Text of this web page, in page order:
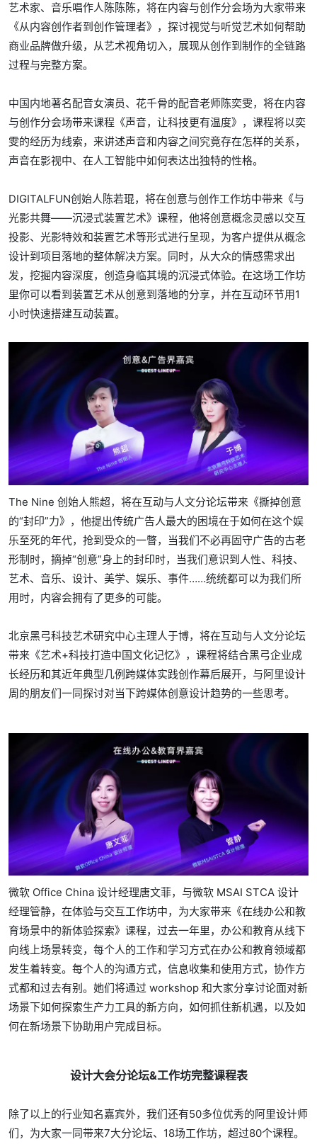
艺术家、音乐唱作人陈陈陈，将在内容与创作分会场为大家带来
《从内容创作者到创作管理者》，探讨视觉与听觉艺术如何帮助
商业品牌做升级，从艺术视角切入，展现从创作到制作的全链路
过程与完整方案。
中国内地著名配音女演员、花千骨的配音老师陈奕雯，将在内容
与创作分会场带来课程《声音，让科技更有温度》，课程将以奕
雯的经历为线索，来讲述声音和内容之间究竟存在怎样的关系，
声音在影视中、在人工智能中如何表达出独特的性格。
DIGITALFUN创始人陈若琨，将在创意与创作工作坊中带来《与
光影共舞——沉浸式装置艺术》课程，他将创意概念灵感以交互
投影、光影特效和装置艺术等形式进行呈现，为客户提供从概念
设计到项目落地的整体解决方案。同时，从大众的情感需求出
发，挖掘内容深度，创造身临其境的沉浸式体验。在这场工作坊
里你可以看到装置艺术从创意到落地的分享，并在互动环节用1
小时快速搭建互动装置。
The Nine 创始人熊超，将在互动与人文分论坛带来《撕掉创意
的“封印”力》，他提出传统广告人最大的困境在于如何在这个娱
乐至死的年代，抢到受众的一瞥，当我们不必再固守广告的古老
形制时，摘掉“创意”身上的封印时，当我们意识到人性、科技、
艺术、音乐、设计、美学、娱乐、事件……统统都可以为我们所
用时，内容会拥有了更多的可能。
北京黑弓科技艺术研究中心主理人于博，将在互动与人文分论坛
带来《艺术+科技打造中国文化记忆》，课程将结合黑弓企业成
长经历和其近年典型几例跨媒体实践创作幕后展开，与阿里设计
周的朋友们一同探讨对当下跨媒体创意设计趋势的一些思考。
微软 Office China 设计经理唐文菲，与微软 MSAI STCA 设计
经理管静，在体验与交互工作坊中，为大家带来《在线办公和教
育场景中的新体验探索》课程，过去一年里，办公和教育从线下
向线上场景转变，每个人的工作和学习方式在办公和教育领域都
发生着转变。每个人的沟通方式，信息收集和使用方式，协作方
式都和过去有别。她们将通过 workshop 和大家分享讨论面对新
场景下如何探索生产力工具的新方向，如何抓住新机遇，以及如
何在新场景下协助用户完成目标。
设计大会分论坛&工作坊完整课程表
除了以上的行业知名嘉宾外，我们还有50多位优秀的阿里设计师
们，为大家一同带来7大分论坛、18场工作坊，超过80个课程。